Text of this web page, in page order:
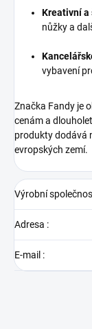
Kreativní a
nůžky a
vybavení
Značka Fandy je
cenám a
produkty dodává
evropských zemí.
Výrobní
Adresa :
E-mail :